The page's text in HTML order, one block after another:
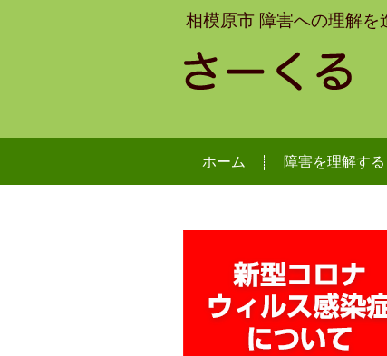
相模原市 障害への理解を
ホーム 障害を理解する